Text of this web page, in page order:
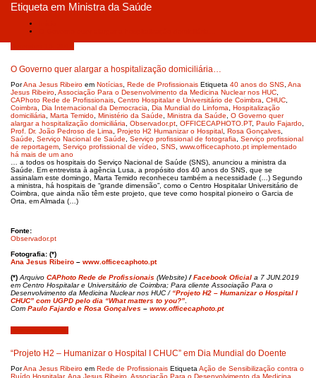
Etiqueta em Ministra da Saúde
O Governo quer alargar a hospitalização domiciliária…
PorAna Jesus Ribeiro em Notícias Rede de Profissionais Etiqueta 40 anos do SNS Ana
Jesus Ribeiro Associação Para o Desenvolvimento da Medicina Nuclear nos HUC
CAPhoto Rede de Profissionais Centro Hospitalar e Universitário de Coimbra CHUC
Coimbra
Dia Internacional da Democracia Dia Mundial do Linfoma
Hospitalização
domiciliária
Marta Temido Ministério da Saúde Ministra da Saúde
O Governo quer
alargar a hospitalização domiciliária
Observador.pt OFFICECAPHOTO.PT, Paulo Fajardo
Prof. Dr. João Pedroso de Lima
Projeto H2 Humanizar o Hospital Rosa Gonçalves
Saúde
Serviço Nacional de Saúde Serviço profissional de fotografia
Serviço profissional
de reportagem Serviço profissional de vídeo SNS www.officecaphoto.pt implementado
há mais de um ano
… a todos os hospitais do Serviço Nacional de Saúde (SNS), anunciou a ministra da
Saúde. Em entrevista à agência Lusa, a propósito dos 40 anos do SNS, que se
assinalam este domingo, Marta Temido reconheceu também a necessidade (…) Segundo
a ministra, há hospitais de “grande dimensão”, como o Centro Hospitalar Universitário de
Coimbra, que ainda não têm este projeto, que teve como hospital pioneiro o Garcia de
Orta, em Almada (…)
Fonte:
Observador.pt
Fotografia: (*)
Ana Jesus Ribeiro – www.officecaphoto.pt
(*) Arquivo CAPhoto Rede de Profissionais (Website) /Facebook Oficial a 7 JUN.2019
em Centro Hospitalar e Universitário de Coimbra; Para cliente Associação Para o
Desenvolvimento da Medicina Nuclear nos HUC / “Projeto H2 – Humanizar o Hospital I
CHUC” com UGPD pelo dia “What matters to you?”
Com Paulo Fajardo e Rosa Gonçalves – www.officecaphoto.pt
“Projeto H2 – Humanizar o Hospital I CHUC” em Dia Mundial do Doente
PorAna Jesus Ribeiro em Rede de Profissionais Etiqueta Ação de Sensibilização contra o
Ruído Hospitalar, Ana Jesus Ribeiro Associação Para o Desenvolvimento da Medicina